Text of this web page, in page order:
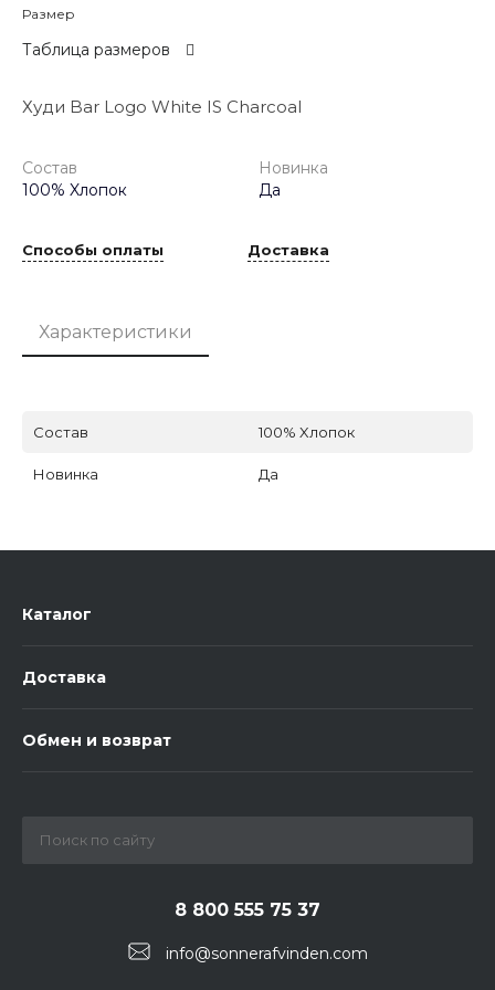
Размер
Таблица размеров
Худи Bar Logo White IS Charcoal
Состав
100% Xлопок
Новинка
Да
Способы оплаты Доставка
Характеристики
Состав 100% Xлопок
Новинка Да
Каталог
Доставка
Обмен и возврат
info@sonnerafvinden.com
8 800 555 75 37